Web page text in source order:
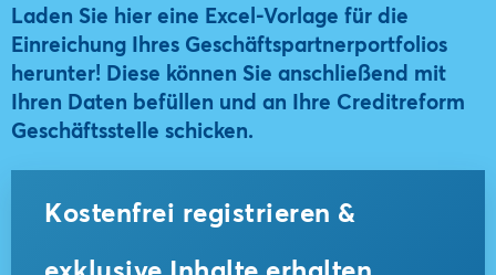
Laden Sie hier eine Excel-Vorlage für die
Einreichung Ihres Geschäftspartnerportfolios
herunter! Diese können Sie anschließend mit
Ihren Daten befüllen und an Ihre Creditreform
Geschäftsstelle schicken.
Kostenfrei registrieren &